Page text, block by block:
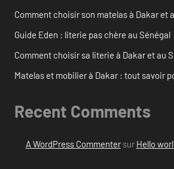
Comment choisir son matelas à Dakar et
Guide Eden : literie pas chère au Sénégal
Comment choisir sa literie à Dakar et au
Matelas et mobilier à Dakar : tout savoir
Recent Comments
A WordPress Commentersur Hello